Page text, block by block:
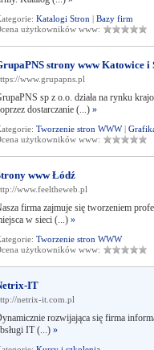
Katalogi Stron | Bazy firm
użytkowników www:
strony www Katowice i
www.grupapns.pl
sp z o.o. działa na rynku
dostarczanie (...) »
Tworzenie stron WWW|
użytkowników www:
www Łódź
www.feeltheweb.pl
firma zajmuje się tworzeniem
w sieci (...) »
Tworzenie stron WWW
użytkowników www:
IT
netrix-it.com.pl
rozwijająca się firma
IT (...) »